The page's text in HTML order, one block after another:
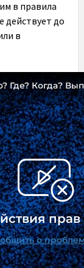
в правила
действует до
в